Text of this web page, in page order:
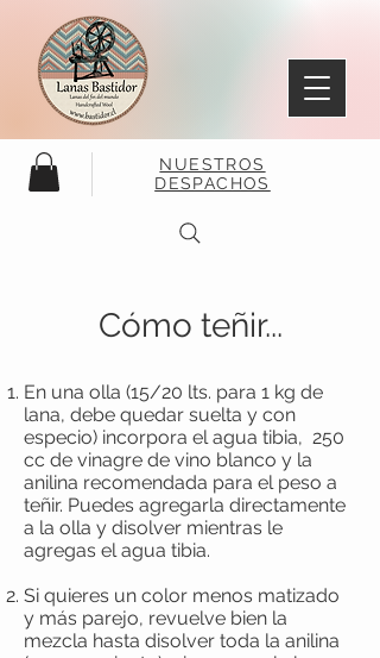
NUESTROS
DESPACHOS
Cómo teñir...
En una olla (15/20 lts. para 1 kg de
lana, debe quedar suelta y con
especio) incorpora el agua tibia, 250
cc de vinagre de vino blanco y la
anilina recomendada para el peso a
teñir. Puedes agregarla directamente
a la olla y disolver mientras le
agregas el agua tibia.
Si quieres un color menos matizado
y más parejo, revuelve bien la
mezcla hasta disolver toda la anilina